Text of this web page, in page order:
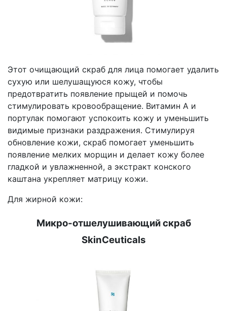
Этот очищающий скраб для лица помогает удалить
сухую или шелушащуюся кожу, чтобы
предотвратить появление прыщей и помочь
стимулировать кровообращение. Витамин А и
портулак помогают успокоить кожу и уменьшить
видимые признаки раздражения. Стимулируя
обновление кожи, скраб помогает уменьшить
появление мелких морщин и делает кожу более
гладкой и увлажненной, а экстракт конского
каштана укрепляет матрицу кожи.
Для жирной кожи:
Микро-отшелушивающий скраб
SkinCeuticals